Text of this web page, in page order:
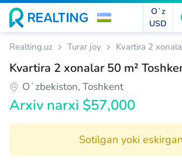
Oʻz
USD
Realting.uz Turar joy Kvartira 2
Kvartira 2 xonalar 50 m²
Oʻzbekiston, Toshkent
Arxiv narxi $57,000
Sotilgan yoki eskirgan